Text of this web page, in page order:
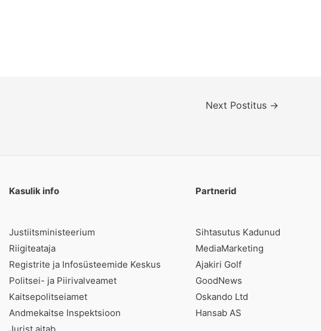
Next Postitus →
Kasulik info
Justiitsministeerium
Riigiteataja
Registrite ja Infosüsteemide Keskus
Politsei- ja Piirivalveamet
Kaitsepolitseiamet
Andmekaitse Inspektsioon
Jurist aitab
Partnerid
Sihtasutus Kadunud
MediaMarketing
Ajakiri Golf
GoodNews
Oskando Ltd
Hansab AS